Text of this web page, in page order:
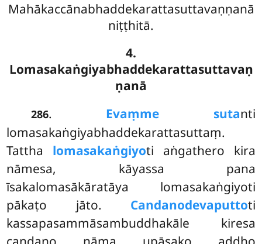
Mahākaccānabhaddekarattasuttavaṇṇanā
niṭṭhitā.
4.
Lomasakaṅgiyabhaddekarattasuttavaṇ
ṇanā
286. Evaṃme sutanti
lomasakaṅgiyabhaddekarattasuttaṃ.
Tattha lomasakaṅgiyoti aṅgathero kira
nāmesa, kāyassa pana
īsakalomasākāratāya lomasakaṅgiyoti
pākaṭo jāto. Candanodevaputtoti
kassapasammāsambuddhakāle kiresa